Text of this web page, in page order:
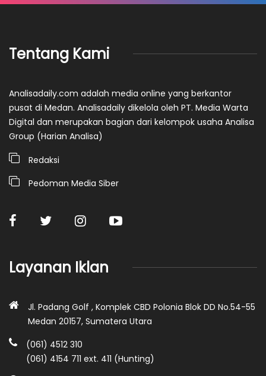
Tentang Kami
Analisadaily.com adalah media online yang berkantor
pusat di Medan. Analisadaily dikelola oleh PT. Media Warta
Digital dan merupakan bagian dari kelompok usaha Analisa
Group (Harian Analisa)
Redaksi
Pedoman Media Siber
Layanan Iklan
Jl. Padang Golf , Komplek CBD Polonia Blok DD No.54-55
Medan 20157, Sumatera Utara
(061) 4512 310
(061) 4154 711 ext. 411 (Hunting)